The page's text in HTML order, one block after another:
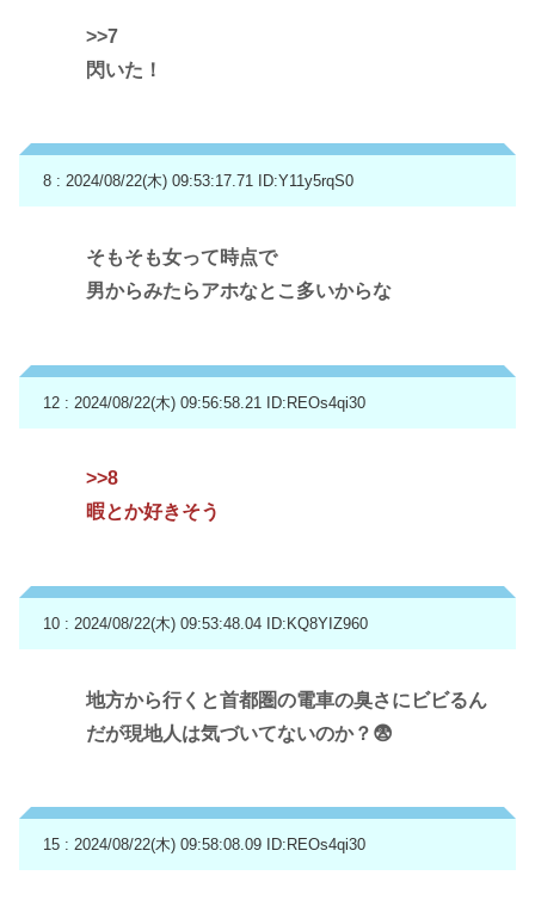
>>7
閃いた！
8 : 2024/08/22(木) 09:53:17.71 ID:Y11y5rqS0
そもそも女って時点で
男からみたらアホなとこ多いからな
12 : 2024/08/22(木) 09:56:58.21 ID:REOs4qi30
>>8
暇とか好きそう
10 : 2024/08/22(木) 09:53:48.04 ID:KQ8YIZ960
地方から行くと首都圏の電車の臭さにビビるん
だが現地人は気づいてないのか？😨
15 : 2024/08/22(木) 09:58:08.09 ID:REOs4qi30